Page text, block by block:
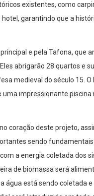
existentes, como
garantindo que a
e pela Tafona, que
abrigarão 28 quartos e
medieval do século 15.
impressionante
coração deste projeto,
sendo
a energia coletada dos
de biomassa será
água está sendo coletada